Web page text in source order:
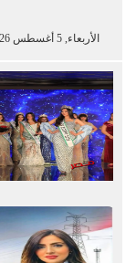
الأربعاء, 5 أغسطس 2026 - 16:50